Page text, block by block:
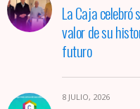
La Caja
valor de su
futuro
8 JULIO, 2026